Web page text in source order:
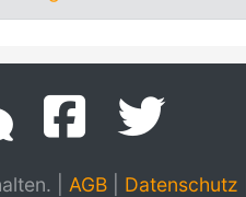
AGB| Datenschutz